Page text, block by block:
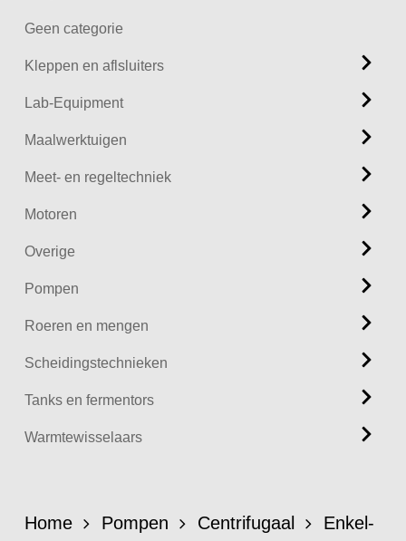
Geen categorie
Kleppen en aflsluiters
Lab-Equipment
Maalwerktuigen
Meet- en regeltechniek
Motoren
Overige
Pompen
Roeren en mengen
Scheidingstechnieken
Tanks en fermentors
Warmtewisselaars
Home Pompen Centrifugaal
Enkel-